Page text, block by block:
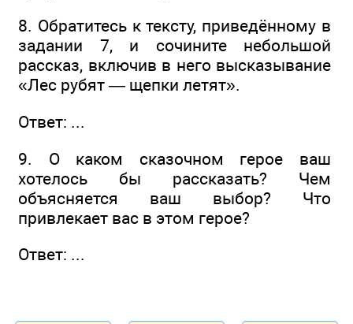
8. Обратитесь к тексту, приведённому в
задании 7, и сочините небольшой
рассказ, включив в него высказывание
«Лес рубят — щепки летят».
Ответ: ...
9. О каком сказочном герое ваш
хотелось бы рассказать? Чем
объясняется ваш выбор? Что
привлекает вас в этом герое?
Ответ: ...